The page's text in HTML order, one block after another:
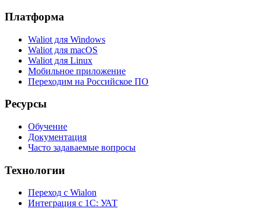
Платформа
Waliot для Windows
Waliot для macOS
Waliot для Linux
Мобильное приложение
Переходим на Российское ПО
Ресурсы
Обучение
Документация
Часто задаваемые вопросы
Технологии
Переход с Wialon
Интеграция с 1С: УАТ